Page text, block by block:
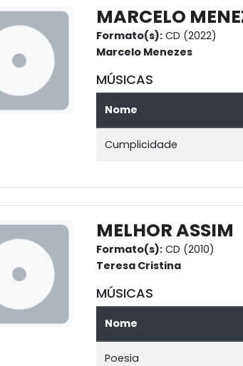
MARCELO
Formato(s): CD (2022)
Marcelo Menezes
MÚSICAS
Nome
Cumplicidade
MELHOR ASSIM
Formato(s): CD (2010)
Teresa Cristina
MÚSICAS
Nome
Poesia